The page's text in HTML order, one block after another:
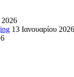
2026
13 Ιανουαρίου 2026